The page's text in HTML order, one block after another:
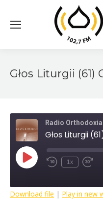
Głos Liturgii (61)
Radio Orthodoxia
Głos Liturgii
Play
EpisodeRewind
1x
Fast
Download file | Play in new